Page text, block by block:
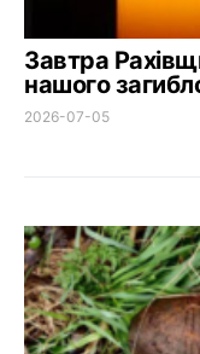
Завтра
нашого
2026-07-05